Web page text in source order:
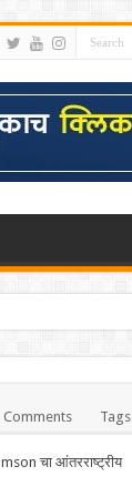
Comments Tags
चा आंतरराष्ट्रीय